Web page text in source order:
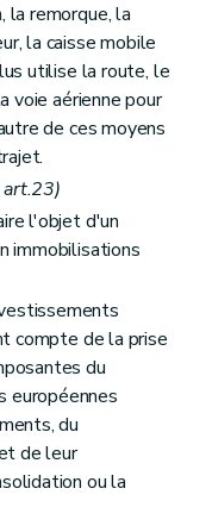
la remorque, la
la caisse mobile
utilise la route, le
voie aérienne pour
de ces moyens
l'objet d'un
immobilisations
compte de la prise
du
européennes
du
de leur
ou la